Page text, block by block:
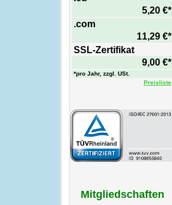
5,20 €*
.com
11,29 €*
SSL-Zertifikat
9,00 €*
*pro Jahr, zzgl. USt.
Preisliste
Mitgliedschaften